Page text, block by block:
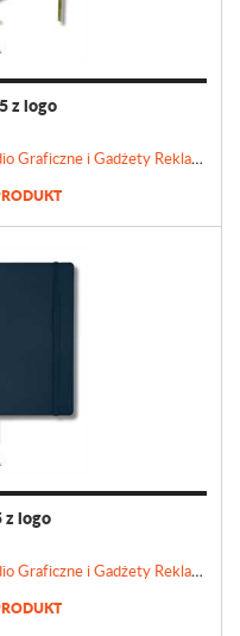
z logo
Agencja Reklamowa "Gadżet PL" I Studio Graficzne i Gadżety Reklamowe
z logo
Agencja Reklamowa "Gadżet PL" I Studio Graficzne i Gadżety Reklamowe